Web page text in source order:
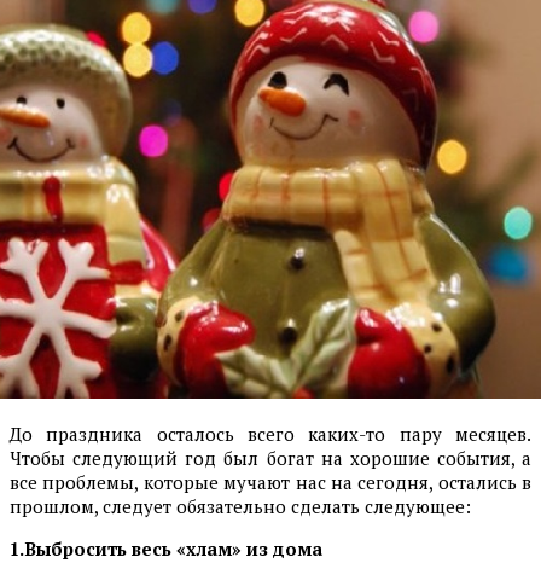
До праздника осталось всего каких-то пару месяцев.
Чтобы следующий год был богат на хорошие события, а
все проблемы, которые мучают нас на сегодня, остались в
прошлом, следует обязательно сделать следующее:
1.Выбросить весь «хлам» из дома